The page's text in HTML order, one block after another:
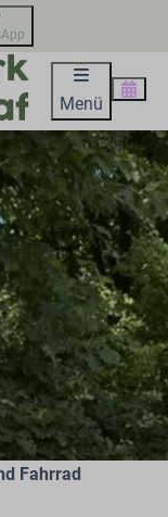
Menü
Fahrrad